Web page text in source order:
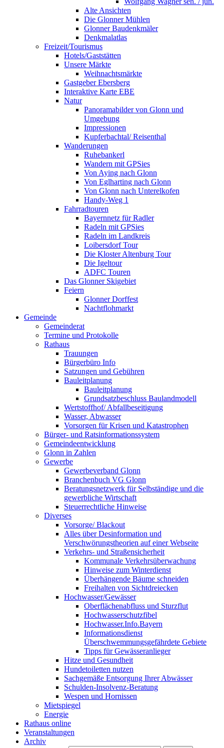
Alte Ansichten
Die Glonner Mühlen
Glonner Baudenkmäler
Denkmalatlas
Freizeit/Tourismus
Hotels/Gaststätten
Unsere Märkte
Weihnachtsmärkte
Gastgeber Ebersberg
Interaktive Karte EBE
Natur
Panoramabilder von Glonn und
Umgebung
Impressionen
Kupferbachtal/ Reisenthal
Wanderungen
Ruhebankerl
Wandern mit GPSies
Von Aying nach Glonn
Von Eglharting nach Glonn
Von Glonn nach Unterelkofen
Handy-Weg 1
Fahrradtouren
Bayernnetz für Radler
Radeln mit GPSies
Radeln im Landkreis
Loibersdorf Tour
Die Kloster Altenburg Tour
Die Igeltour
ADFC Touren
Das Glonner Skigebiet
Feiern
Glonner Dorffest
Nachtflohmarkt
Gemeinde
Gemeinderat
Termine und Protokolle
Rathaus
Trauungen
Bürgerbüro Info
Satzungen und Gebühren
Bauleitplanung
Bauleitplanung
Grundsatzbeschluss Baulandmodell
Wertstoffhof/ Abfallbeseitigung
Wasser, Abwasser
Vorsorgen für Krisen und Katastrophen
Bürger- und Ratsinformationssystem
Gemeindeentwicklung
Glonn in Zahlen
Gewerbe
Gewerbeverband Glonn
Branchenbuch VG Glonn
Beratungsnetzwerk für Selbständige und die
gewerbliche Wirtschaft
Steuerrechtliche Hinweise
Diverses
Vorsorge/ Blackout
Alles über Desinformation und
Verschwörungstheorien auf einer Webseite
Verkehrs- und Straßensicherheit
Kommunale Verkehrsüberwachung
Hinweise zum Winterdienst
Überhängende Bäume schneiden
Freihalten von Sichtdreiecken
Hochwasser/Gewässer
Oberflächenabfluss und Sturzflut
Hochwasserschutzfibel
Hochwasser.Info.Bayern
Informationsdienst
Überschwemmungsgefährdete Gebiete
Tipps für Gewässeranlieger
Hitze und Gesundheit
Hundetoiletten nutzen
Sachgemäße Entsorgung Ihrer Abwässer
Schulden-Insolvenz-Beratung
Wespen und Hornissen
Mietspiegel
Energie
Rathaus online
Veranstaltungen
Archiv